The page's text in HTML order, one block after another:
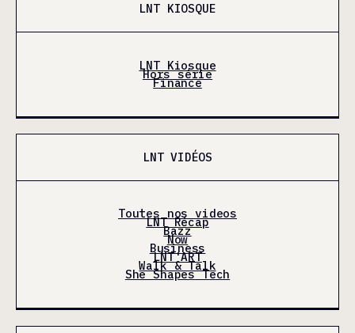
LNT KIOSQUE
LNT Kiosque
Hors série
Finance
LNT VIDÉOS
Toutes nos videos
LNT Récap
Bazz
Now
Business
LNT'ART
Walk & Talk
She Shapes Tech